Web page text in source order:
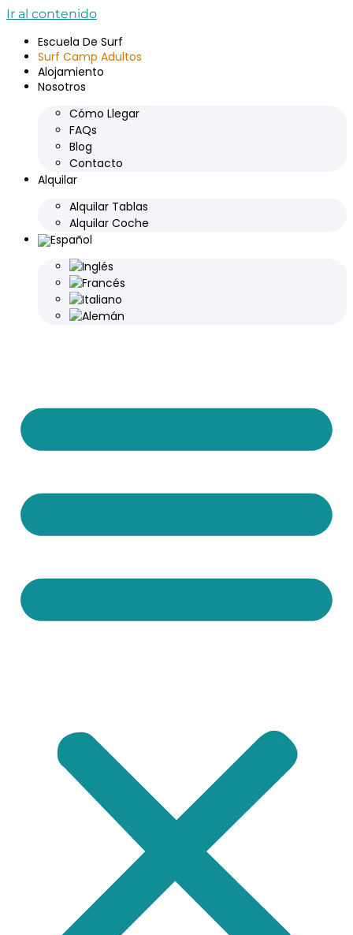
Ir al contenido
Escuela De Surf
Surf Camp Adultos
Alojamiento
Nosotros
Cómo Llegar
FAQs
Blog
Contacto
Alquilar
Alquilar Tablas
Alquilar Coche